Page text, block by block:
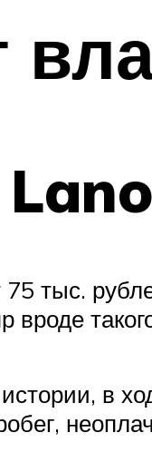
тыс.
вроде
в